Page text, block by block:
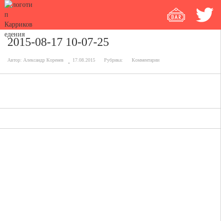
2015-08-17 10-07-25
Автор: Александр Коренев 17.08.2015 Рубрика: Комментарии